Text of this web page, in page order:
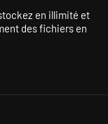
en illimité et
des fichiers en